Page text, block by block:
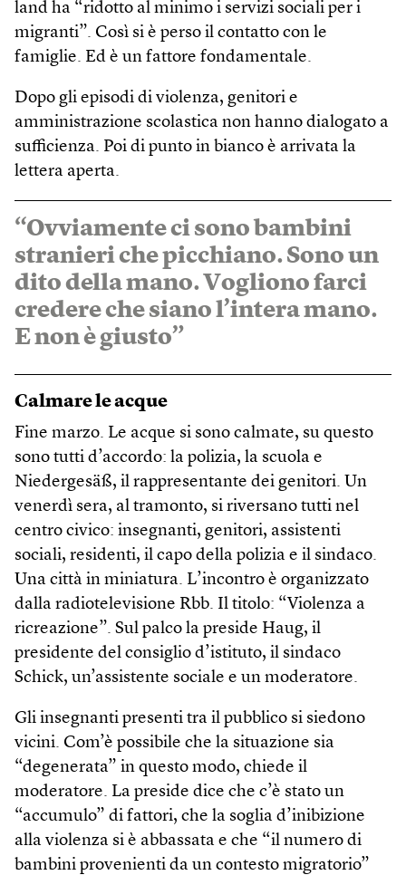
land ha “ridotto al minimo i servizi sociali per i
migranti”. Così si è perso il contatto con le
famiglie. Ed è un fattore fondamentale.
Dopo gli episodi di violenza, genitori e
amministrazione scolastica non hanno dialogato a
sufficienza. Poi di punto in bianco è arrivata la
lettera aperta.
“Ovviamente ci sono bambini
stranieri che picchiano. Sono un
dito della mano. Vogliono farci
credere che siano l’intera mano.
E non è giusto”
Calmare le acque
Fine marzo. Le acque si sono calmate, su questo
sono tutti d’accordo: la polizia, la scuola e
Niedergesäß, il rappresentante dei genitori. Un
venerdì sera, al tramonto, si riversano tutti nel
centro civico: insegnanti, genitori, assistenti
sociali, residenti, il capo della polizia e il sindaco.
Una città in miniatura. L’incontro è organizzato
dalla radiotelevisione Rbb. Il titolo: “Violenza a
ricreazione”. Sul palco la preside Haug, il
presidente del consiglio d’istituto, il sindaco
Schick, un’assistente sociale e un moderatore.
Gli insegnanti presenti tra il pubblico si siedono
vicini. Com’è possibile che la situazione sia
“degenerata” in questo modo, chiede il
moderatore. La preside dice che c’è stato un
“accumulo” di fattori, che la soglia d’inibizione
alla violenza si è abbassata e che “il numero di
bambini provenienti da un contesto migratorio”